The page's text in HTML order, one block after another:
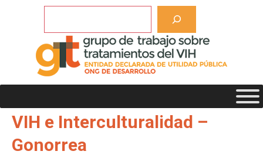
Etiqueta de descargas:
VIH e Interculturalidad
VIH e Interculturalidad –
Gonorrea